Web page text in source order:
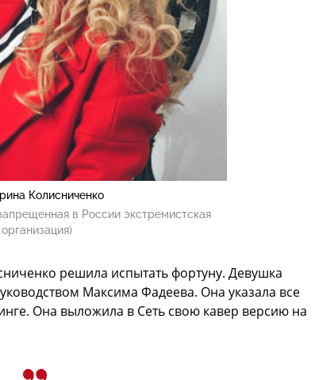
Колисниченко
в России экстремистская
организация)
решила испытать фортуну. Девушка
Максима Фадеева. Она указала все
Она выложила в Сеть свою кавер версию на